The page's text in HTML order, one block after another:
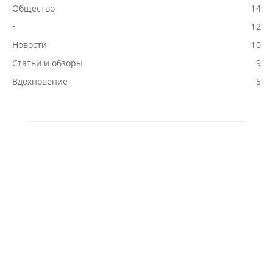
Общество
14
•
12
Новости
10
Статьи и обзоры
9
Вдохновение
5